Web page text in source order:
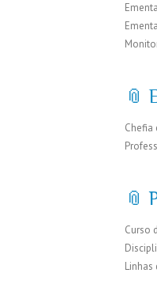
📎
Chefia
📎
Curso
Linhas